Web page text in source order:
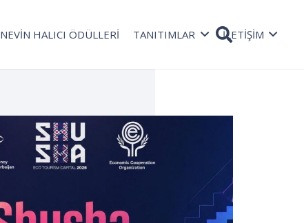
NEVİN HALICI ÖDÜLLERİ TANITIMLAR İLETİŞİM